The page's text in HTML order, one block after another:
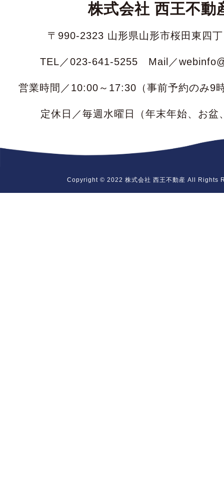
株式会社 西王不動
〒990-2323 山形県山形市桜田東四
TEL／023-641-5255 Mail／
営業時間／10:00～17:30（事前予約のみ9
定休日／毎週水曜日 （年末年始、お
Copyright © 2022 株式会社 西王不動産 All Rights